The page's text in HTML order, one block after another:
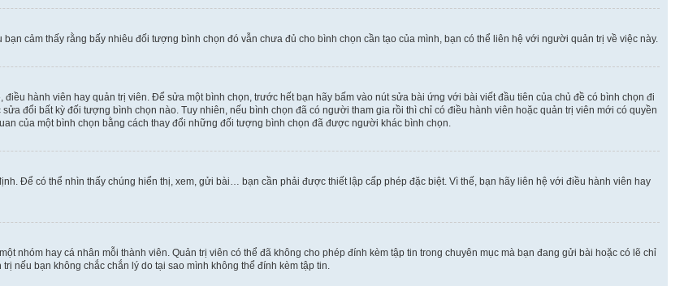
cảm thấy rằng bấy nhiêu đối tượng bình chọn đó vẫn chưa đủ cho bình chọn cần tạo của mình, bạn có thể liên hệ với người quản trị về việc này.
hành viên hay quản trị viên. Để sửa một bình chọn, trước hết bạn hãy bấm vào nút sửa bài ứng với bài viết đầu tiên của chủ đề có bình chọn đi
đổi bất kỳ đối tượng bình chọn nào. Tuy nhiên, nếu bình chọn đã có người tham gia rồi thì chỉ có điều hành viên hoặc quản trị viên mới có quyền
của một bình chọn bằng cách thay đổi những đối tượng bình chọn đã được người khác bình chọn.
Để có thể nhìn thấy chúng hiển thị, xem, gửi bài… bạn cần phải được thiết lập cấp phép đặc biệt. Vì thế, bạn hãy liên hệ với điều hành viên hay
nhóm hay cá nhân mỗi thành viên. Quản trị viên có thể đã không cho phép đính kèm tập tin trong chuyên mục mà bạn đang gửi bài hoặc có lẽ chỉ
nếu bạn không chắc chắn lý do tại sao mình không thể đính kèm tập tin.